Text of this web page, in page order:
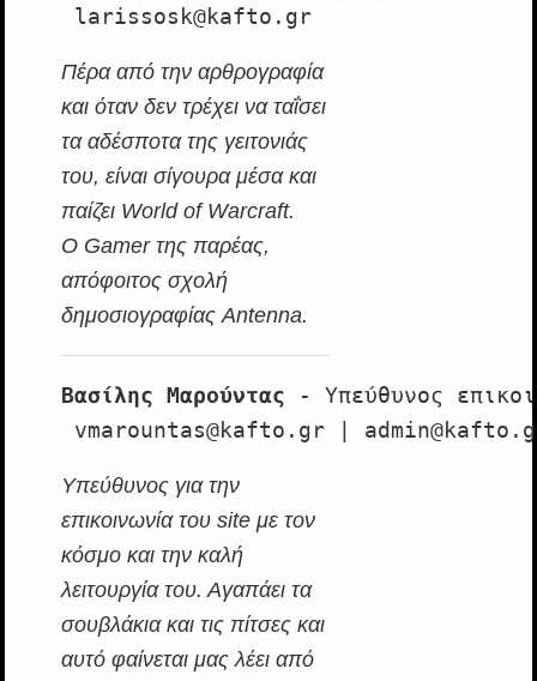
larissosk@kafto.gr
Πέρα από την αρθρογραφία
και όταν δεν τρέχει να ταΐσει
τα αδέσποτα της γειτονιάς
του, είναι σίγουρα μέσα και
παίζει World of Warcraft.
O Gamer της παρέας,
απόφοιτος σχολή
δημοσιογραφίας Antenna.
Βασίλης Μαρούντας - Υπεύθυνος
vmarountas@kafto.gr |
Υπεύθυνος για την
επικοινωνία του site με τον
κόσμο και την καλή
λειτουργία του. Αγαπάει τα
σουβλάκια και τις πίτσες και
αυτό φαίνεται μας λέει από